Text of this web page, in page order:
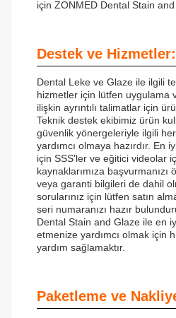
için ZONMED Dental Stain
Destek ve Hizmetler:
Dental Leke ve Glaze ile ilgili
hizmetler için lütfen uygulama
ilişkin ayrıntılı talimatlar için
Teknik destek ekibimiz ürün
güvenlik yönergeleriyle ilgili
yardımcı olmaya hazırdır. En
için SSS'ler ve eğitici videolar
kaynaklarımıza
veya garanti bilgileri de dahil
sorularınız için lütfen satın
seri numaranızı hazır
Dental Stain and Glaze ile en
etmenize yardımcı olmak için
yardım sağlamaktır.
Paketleme ve